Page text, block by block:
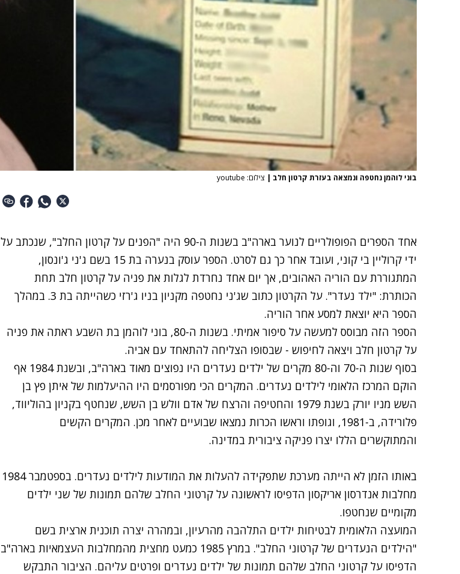
בוני לוהמן נחטפה ונמצאה בעזרת קרטון חלב | צילום: youtube
אחד הספרים הפופולריים לנוער בארה"ב בשנות ה-90 היה "הפנים על קרטון החלב", שנכתב על
ידי קרוליין בי קוני, ועובד אחר כך גם לסרט. הספר עוסק בנערה בת 15 בשם ג'ני ג'ונסון,
המתגוררת עם הוריה האהובים, אך יום אחד נחרדת לגלות את פניה על קרטון חלב תחת
הכותרת: "ילד נעדר". על הקרטון כתוב שג'ני נחטפה מקניון בניו ג'רזי כשהייתה בת 3. במהלך
הספר היא יוצאת למסע אחר הוריה.
הספר הזה מבוסס למעשה על סיפור אמיתי. בשנות ה-80, בוני לוהמן בת השבע ראתה את פניה
על קרטון חלב ויצאה לחיפוש - שבסופו הצליחה להתאחד עם אביה.
בסוף שנות ה-70 וה-80 מקרים של ילדים נעדרים היו נפוצים מאוד בארה"ב, ובשנת 1984 אף
הוקם המרכז הלאומי לילדים נעדרים. המקרים הכי מפורסמים היו ההיעלמות של איתן פץ בן
השש מניו יורק בשנת 1979 והחטיפה והרצח של אדם וולש בן השש, שנחטף בקניון בהוליווד,
פלורידה, ב-1981, וגופתו וראשו הכרות נמצאו שבועיים לאחר מכן. המקרים הקשים
והמתוקשרים הללו יצרו פניקה ציבורית במדינה.
באותו הזמן לא הייתה מערכת שתפקידה להעלות את המודעות לילדים נעדרים. בספטמבר 1984
מחלבות אנדרסון אריקסון הדפיסו לראשונה על קרטוני החלב שלהם תמונות של שני ילדים
מקומיים שנחטפו.
המועצה הלאומית לבטיחות ילדים התלהבה מהרעיון, ובמהרה יצרה תוכנית ארצית בשם
"הילדים הנעדרים של קרטוני החלב". במרץ 1985 כמעט מחצית מהמחלבות העצמאיות בארה"ב
הדפיסו על קרטוני החלב שלהם תמונות של ילדים נעדרים ופרטים עליהם. הציבור התבקש